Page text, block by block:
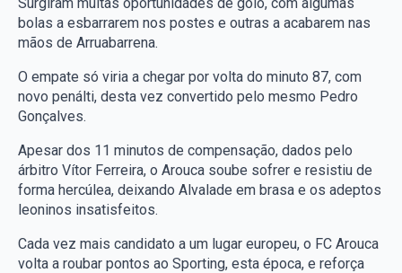
bolas a esbarrarem nos postes e outras a acabarem nas
mãos de Arruabarrena.
O empate só viria a chegar por volta do minuto 87, com
novo penálti, desta vez convertido pelo mesmo Pedro
Gonçalves.
Apesar dos 11 minutos de compensação, dados pelo
árbitro Vítor Ferreira, o Arouca soube sofrer e resistiu de
forma hercúlea, deixando Alvalade em brasa e os adeptos
leoninos insatisfeitos.
Cada vez mais candidato a um lugar europeu, o FC Arouca
volta a roubar pontos ao Sporting, esta época, e reforça